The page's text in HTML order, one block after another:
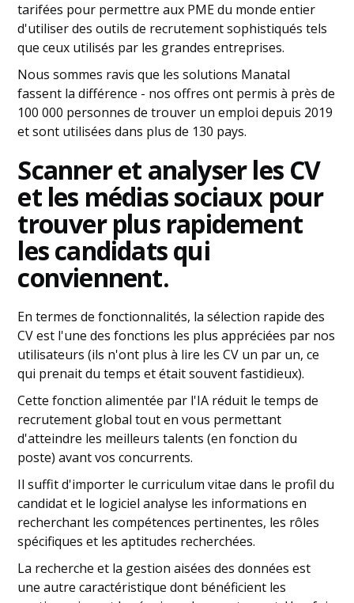
tarifées pour permettre aux PME du monde entier
d'utiliser des outils de recrutement sophistiqués tels
que ceux utilisés par les grandes entreprises.
Nous sommes ravis que les solutions Manatal
fassent la différence - nos offres ont permis à près de
100 000 personnes de trouver un emploi depuis 2019
et sont utilisées dans plus de 130 pays.
Scanner et analyser les CV
et les médias sociaux pour
trouver plus rapidement
les candidats qui
conviennent.
En termes de fonctionnalités, la sélection rapide des
CV est l'une des fonctions les plus appréciées par nos
utilisateurs (ils n'ont plus à lire les CV un par un, ce
qui prenait du temps et était souvent fastidieux).
Cette fonction alimentée par l'IA réduit le temps de
recrutement global tout en vous permettant
d'atteindre les meilleurs talents (en fonction du
poste) avant vos concurrents.
Il suffit d'importer le curriculum vitae dans le profil du
candidat et le logiciel analyse les informations en
recherchant les compétences pertinentes, les rôles
spécifiques et les aptitudes recherchées.
La recherche et la gestion aisées des données est
une autre caractéristique dont bénéficient les